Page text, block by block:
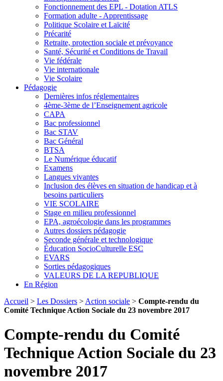
Fonctionnement des EPL - Dotation ATLS
Formation adulte - Apprentissage
Politique Scolaire et Laïcité
Précarité
Retraite, protection sociale et prévoyance
Santé, Sécurité et Conditions de Travail
Vie fédérale
Vie internationale
Vie Scolaire
Pédagogie
Dernières infos réglementaires
4ème-3ème de l’Enseignement agricole
CAPA
Bac professionnel
Bac STAV
Bac Général
BTSA
Le Numérique éducatif
Examens
Langues vivantes
Inclusion des élèves en situation de handicap et à
besoins particuliers
VIE SCOLAIRE
Stage en milieu professionnel
EPA, agroécologie dans les programmes
Autres dossiers pédagogie
Seconde générale et technologique
Éducation SocioCulturelle ESC
EVARS
Sorties pédagogiques
VALEURS DE LA REPUBLIQUE
En Région
Accueil > Les Dossiers > Action sociale > Compte-rendu du
Comité Technique Action Sociale du 23 novembre 2017
Compte-rendu du Comité
Technique Action Sociale du 23
novembre 2017